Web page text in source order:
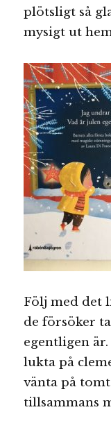
plötsligt så
mysigt ut
Följ med det
de försöker
egentligen
lukta på
vänta på
tillsammans